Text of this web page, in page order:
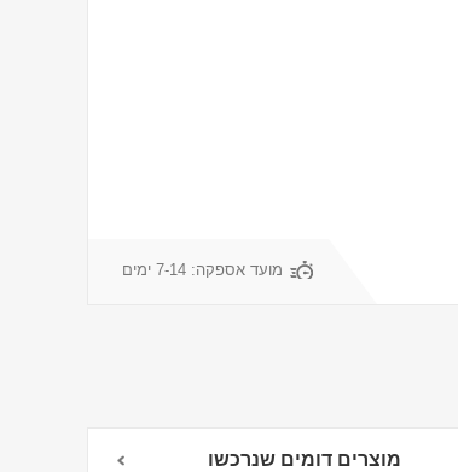
מועד אספקה: 7-14 ימים
מוצרים דומים שנרכשו